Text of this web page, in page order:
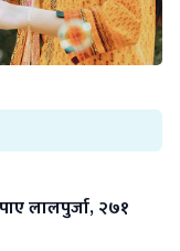
लालपुर्जा, २७१